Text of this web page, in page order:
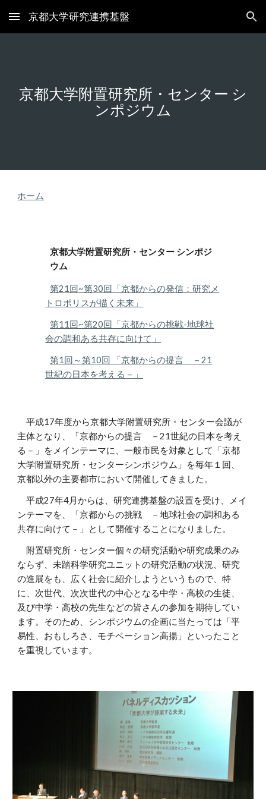
Skip to main content Skip to navigation
京都大学研究連携基盤
京都大学附置研究所・センター シ
ンポジウム
ホーム
京都大学附置研究所・センター シンポジ
ウム
第21回~第30回「京都からの発信：研究メ
トロポリスが描く未来」
第11回~第20回「京都からの挑戦-地球社
会の調和ある共存に向けて」
第1回～第10回 「京都からの提言 －21
世紀の日本を考える－」
平成17年度から京都大学附置研究所・センター会議が
主体となり、「京都からの提言 －21世紀の日本を考え
る－」をメインテーマに、一般市民を対象として「京都
大学附置研究所・センターシンポジウム」を毎年１回、
京都以外の主要都市において開催してきました。
平成27年4月からは、研究連携基盤の設置を受け、メイ
ンテーマを、「京都からの挑戦 －地球社会の調和ある
共存に向けて－」として開催することになりました。
附置研究所・センター個々の研究活動や研究成果のみ
ならず、未踏科学研究ユニットの研究活動の状況、研究
の進展をも、広く社会に紹介しようというもので、特
に、次世代、次次世代の中心となる中学・高校の生徒、
及び中学・高校の先生などの皆さんの参加を期待してい
ます。そのため、シンポジウムの企画に当たっては「平
易性、おもしろさ、モチベーション高揚」といったこと
を重視しています。